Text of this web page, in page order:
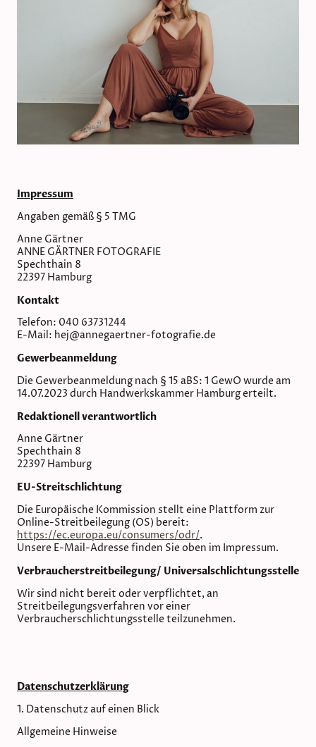
Impressum
Angaben gemäß § 5 TMG
Anne Gärtner
ANNE GÄRTNER FOTOGRAFIE
Spechthain 8
22397 Hamburg
Kontakt
Telefon: 040 63731244
E-Mail: hej@annegaertner-fotografie.de
Gewerbeanmeldung
Die Gewerbeanmeldung nach § 15 aBS: 1 GewO wurde am
14.07.2023 durch Handwerkskammer Hamburg erteilt.
Redaktionell verantwortlich
Anne Gärtner
Spechthain 8
22397 Hamburg
EU-Streitschlichtung
Die Europäische Kommission stellt eine Plattform zur
Online-Streitbeilegung (OS) bereit:
https://ec.europa.eu/consumers/odr/.
Unsere E-Mail-Adresse finden Sie oben im Impressum.
Verbraucher­streit­beilegung/ Universal­schlichtungs­stelle
Wir sind nicht bereit oder verpflichtet, an
Streitbeilegungsverfahren vor einer
Verbraucherschlichtungsstelle teilzunehmen.
Datenschutz­erklärung
1. Datenschutz auf einen Blick
Allgemeine Hinweise